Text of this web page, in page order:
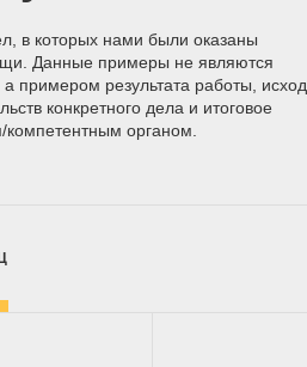
в которых нами были оказаны
Данные примеры не являются
а примером результата работы, исход
конкретного дела и итоговое
компетентным органом.